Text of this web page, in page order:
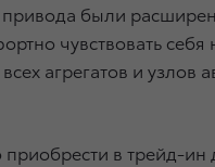
привода были
чувствовать
агрегатов и
в трейд-